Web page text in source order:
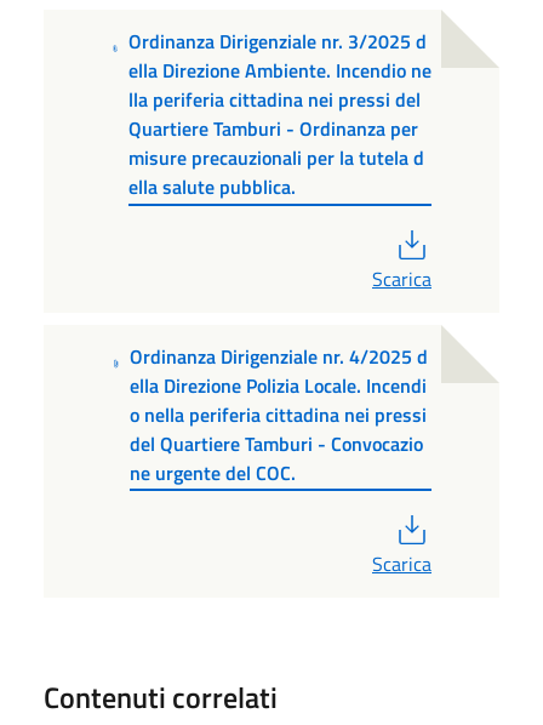
Ordinanza Dirigenziale nr. 3/2025 d
ella Direzione Ambiente. Incendio ne
lla periferia cittadina nei pressi del
Quartiere Tamburi - Ordinanza per
misure precauzionali per la tutela d
ella salute pubblica.
Scarica
Ordinanza Dirigenziale nr. 4/2025 d
ella Direzione Polizia Locale. Incendi
o nella periferia cittadina nei pressi
del Quartiere Tamburi - Convocazio
ne urgente del COC.
Scarica
Contenuti correlati